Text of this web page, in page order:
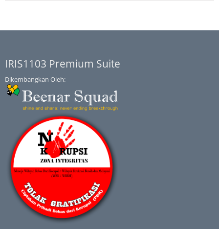
IRIS1103 Premium Suite
Dikembangkan Oleh: